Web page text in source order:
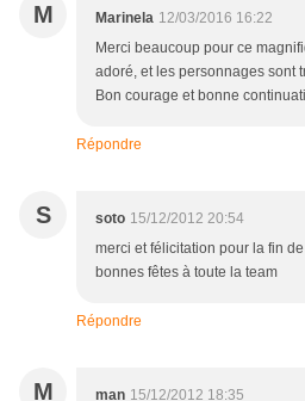
M Marinela 12/03/2016 16:22
Merci beaucoup pour ce
adoré, et les personnages sont
Bon courage et bonne
Répondre
S soto 15/12/2012 20:54
merci et félicitation pour la fin
bonnes fêtes à toute la team
Répondre
M man 15/12/2012 18:35